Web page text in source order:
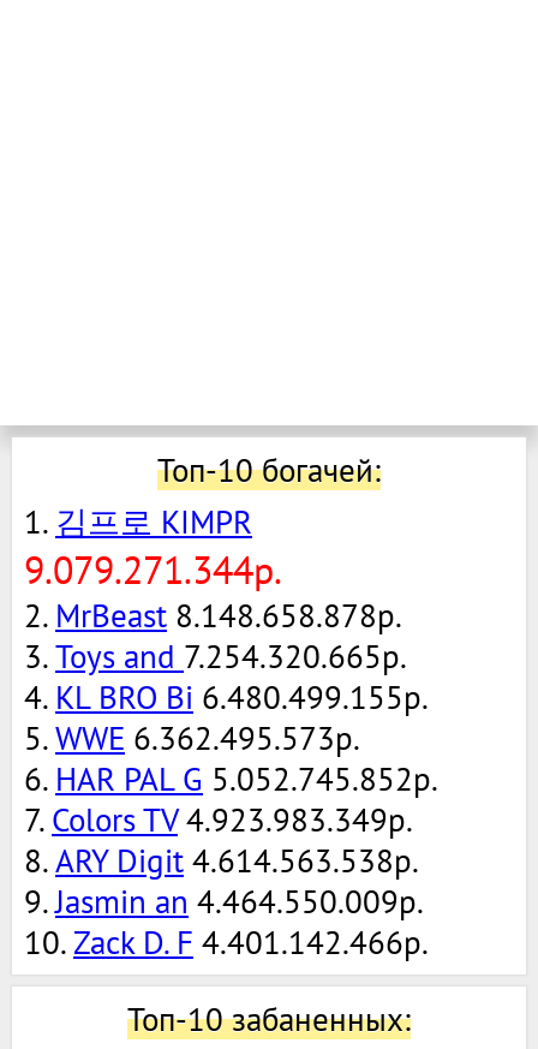
Топ-10 богачей:
1. 김프로 KIMPR
9.079.271.344р.
2. MrBeast 8.148.658.878р.
3.Toys and 7.254.320.665р.
4. KL BRO Bi 6.480.499.155р.
5.WWE 6.362.495.573р.
6. HAR PAL G 5.052.745.852р.
7. Colors TV 4.923.983.349р.
8.ARY Digit 4.614.563.538р.
9.Jasmin an 4.464.550.009р.
10. Zack D. F 4.401.142.466р.
Топ-10 забаненных: